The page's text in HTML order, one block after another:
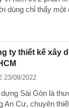
dùng chỉ thấy một
ty thiết kế xây
23/08/2022
Sài Gòn là
An Cư, chuyên